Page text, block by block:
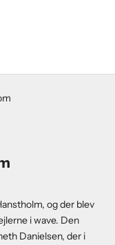
og der blev
i wave. Den
Danielsen, der i